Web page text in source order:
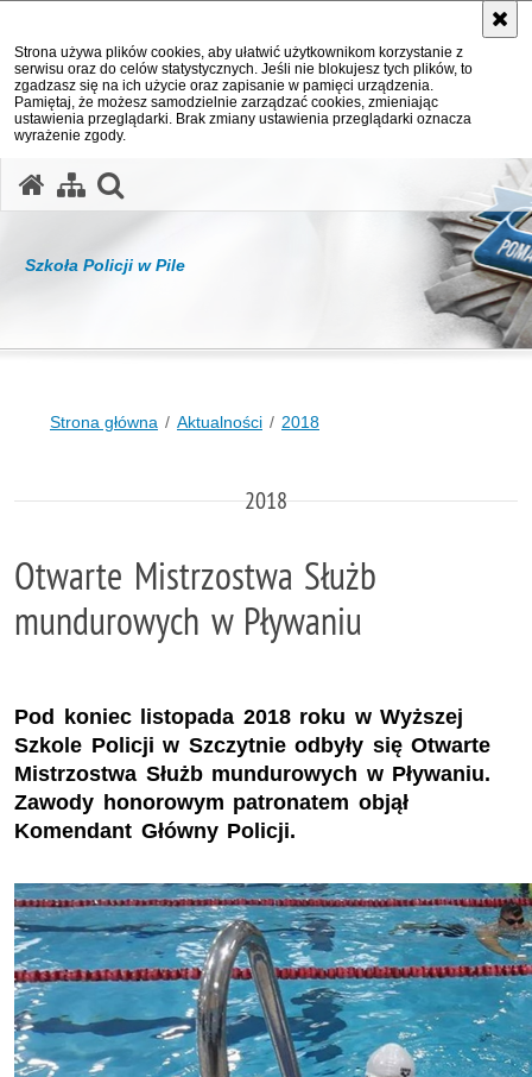
Strona używa plików cookies, aby ułatwić użytkownikom korzystanie z
serwisu oraz do celów statystycznych. Jeśli nie blokujesz tych plików, to
zgadzasz się na ich użycie oraz zapisanie w pamięci urządzenia.
Pamiętaj, że możesz samodzielnie zarządzać cookies, zmieniając
ustawienia przeglądarki. Brak zmiany ustawienia przeglądarki oznacza
wyrażenie zgody.
Szkoła Policji w Pile
Strona główna Aktualności 2018
2018
Otwarte Mistrzostwa Służb
mundurowych w Pływaniu
Pod koniec listopada 2018 roku w Wyższej
Szkole Policji w Szczytnie odbyły się Otwarte
Mistrzostwa Służb mundurowych w Pływaniu.
Zawody honorowym patronatem objął
Komendant Główny Policji.